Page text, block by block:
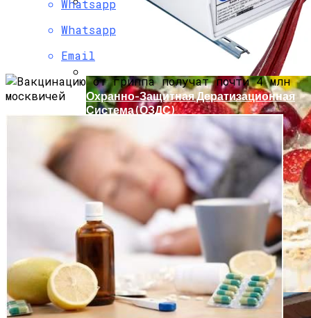
Как Правильно Выбрать Дом Для
Северной Стороны Участка
Мода Для Бизнес-Леди: Как Совмещать
Стиль И Предпринимательство
Летние Десерты: Рецепт Торта-
Охранно-Защитная Дератизационная
Система (ОЗДС)
Whatsapp
Whatsapp
Email